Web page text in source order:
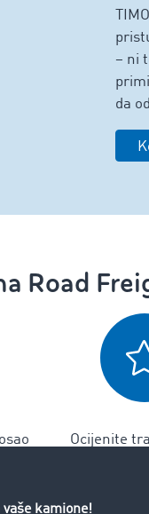
– ni
da
Road
Ocijenite